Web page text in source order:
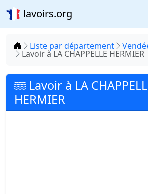
lavoirs.org
Accueil
Liste par département
Lavoir à LA CHAPPELLE HERMIER
Lavoir à LA
HERMIER